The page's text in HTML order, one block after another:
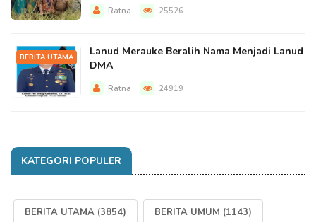
Ratna 25526
BERITA UTAMA
Lanud Merauke Beralih Nama Menjadi Lanud
DMA
Ratna 24919
KATEGORI POPULER
BERITA UTAMA (3854) BERITA UMUM (1143)